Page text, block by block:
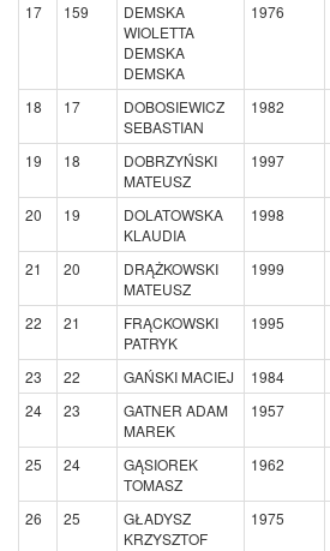
17 159
DEMSKA
WIOLETTA
DEMSKA
DEMSKA
1976
18 17
DOBOSIEWICZ
SEBASTIAN
1982
19 18
DOBRZYŃSKI
MATEUSZ
1997
20 19
DOLATOWSKA
KLAUDIA
1998
21 20
DRĄŻKOWSKI
MATEUSZ
1999
22 21
FRĄCKOWSKI
PATRYK
1995
23 22 GAŃSKI MACIEJ 1984
24
23
GATNER ADAM
MAREK
1957
25 24
GĄSIOREK
TOMASZ
1962
26 25
GŁADYSZ
KRZYSZTOF
1975